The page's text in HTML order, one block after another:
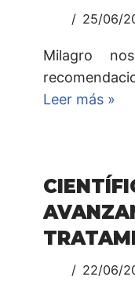
25/06/
Milagro
Leer más »
22/06/